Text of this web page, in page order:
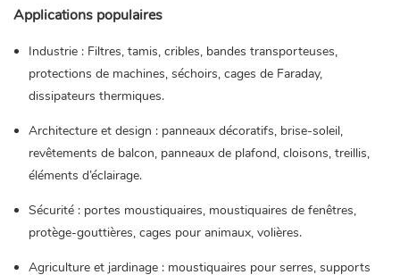
Applications populaires
Industrie : Filtres, tamis, cribles, bandes transporteuses,
protections de machines, séchoirs, cages de Faraday,
dissipateurs thermiques.
Architecture et design : panneaux décoratifs, brise-soleil,
revêtements de balcon, panneaux de plafond, cloisons, treillis,
éléments d’éclairage.
Sécurité : portes moustiquaires, moustiquaires de fenêtres,
protège-gouttières, cages pour animaux, volières.
Agriculture et jardinage : moustiquaires pour serres, supports